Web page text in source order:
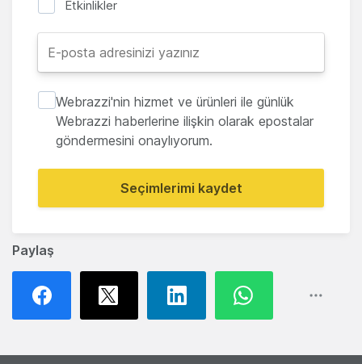
Paylaş
Etkinlikler
Webrazzi'nin hizmet ve ürünleri ile günlük
Webrazzi haberlerine ilişkin olarak epostalar
göndermesini onaylıyorum.
Seçimlerimi kaydet